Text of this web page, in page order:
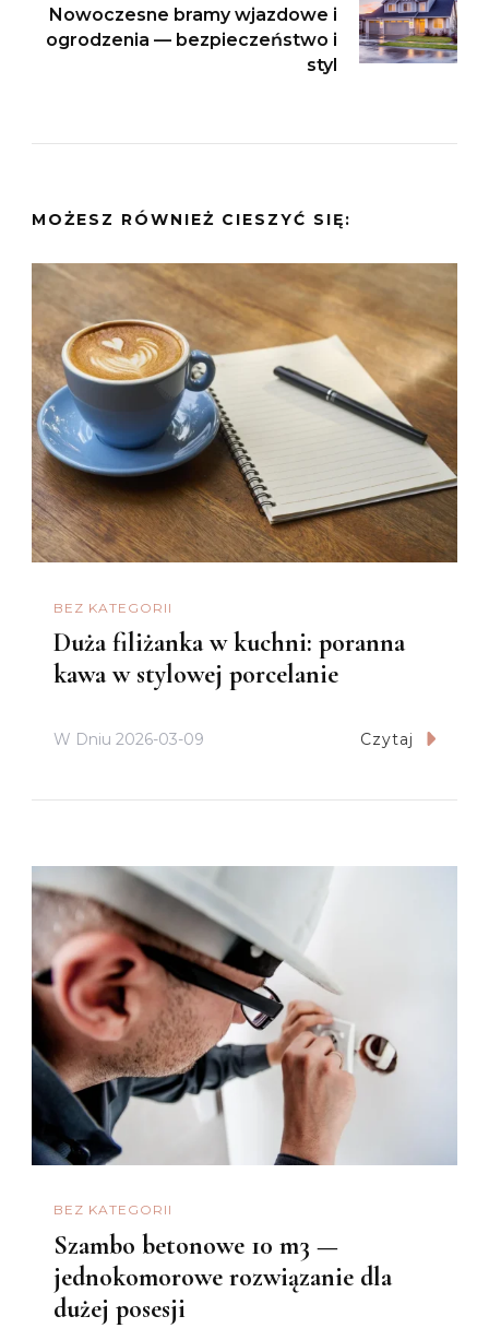
Nowoczesne bramy wjazdowe i
ogrodzenia — bezpieczeństwo i
styl
MOŻESZ RÓWNIEŻ CIESZYĆ SIĘ:
BEZ KATEGORII
Duża filiżanka w kuchni: poranna
kawa w stylowej porcelanie
W Dniu 2026-03-09 Czytaj
BEZ KATEGORII
Szambo betonowe 10 m3 —
jednokomorowe rozwiązanie dla
dużej posesji